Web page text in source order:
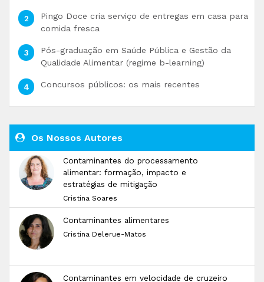
Pingo Doce cria serviço de entregas em casa para
comida fresca
Pós-graduação em Saúde Pública e Gestão da
Qualidade Alimentar (regime b-learning)
Concursos públicos: os mais recentes
Os Nossos Autores
Contaminantes do processamento
alimentar: formação, impacto e
estratégias de mitigação
Cristina Soares
Contaminantes alimentares
Cristina Delerue-Matos
Contaminantes em velocidade de cruzeiro